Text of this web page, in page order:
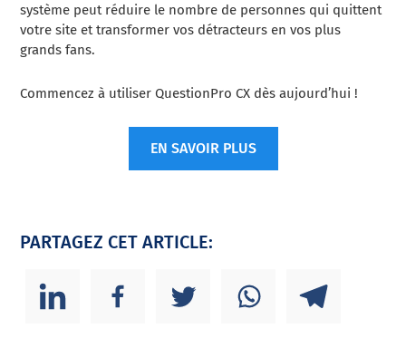
système peut réduire le nombre de personnes qui quittent
votre site et transformer vos détracteurs en vos plus
grands fans.
Commencez à utiliser QuestionPro CX dès aujourd’hui !
EN SAVOIR PLUS
PARTAGEZ CET ARTICLE: